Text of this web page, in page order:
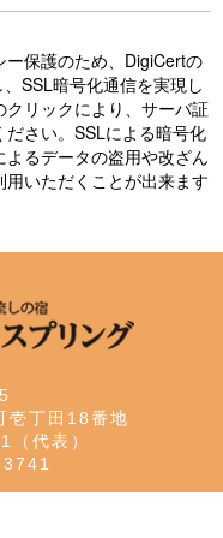
保護のため、DigiCertの
SSL暗号化通信を実現し
リックにより、サーバ証
さい。SSLによる暗号化
るデータの盗用や改ざん
いただくことが出来ます
壱丁田18番地
代表）